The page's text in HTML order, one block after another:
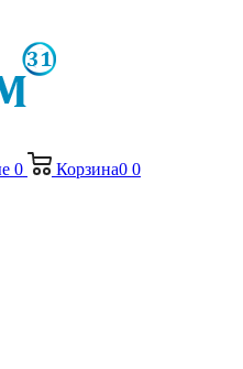
0 Корзина0 0